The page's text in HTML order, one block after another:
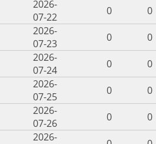
2026-
07-22
0 0
2026-
07-23
0 0
2026-
07-24
0 0
2026-
07-25
0 0
2026-
07-26
0 0
2026-